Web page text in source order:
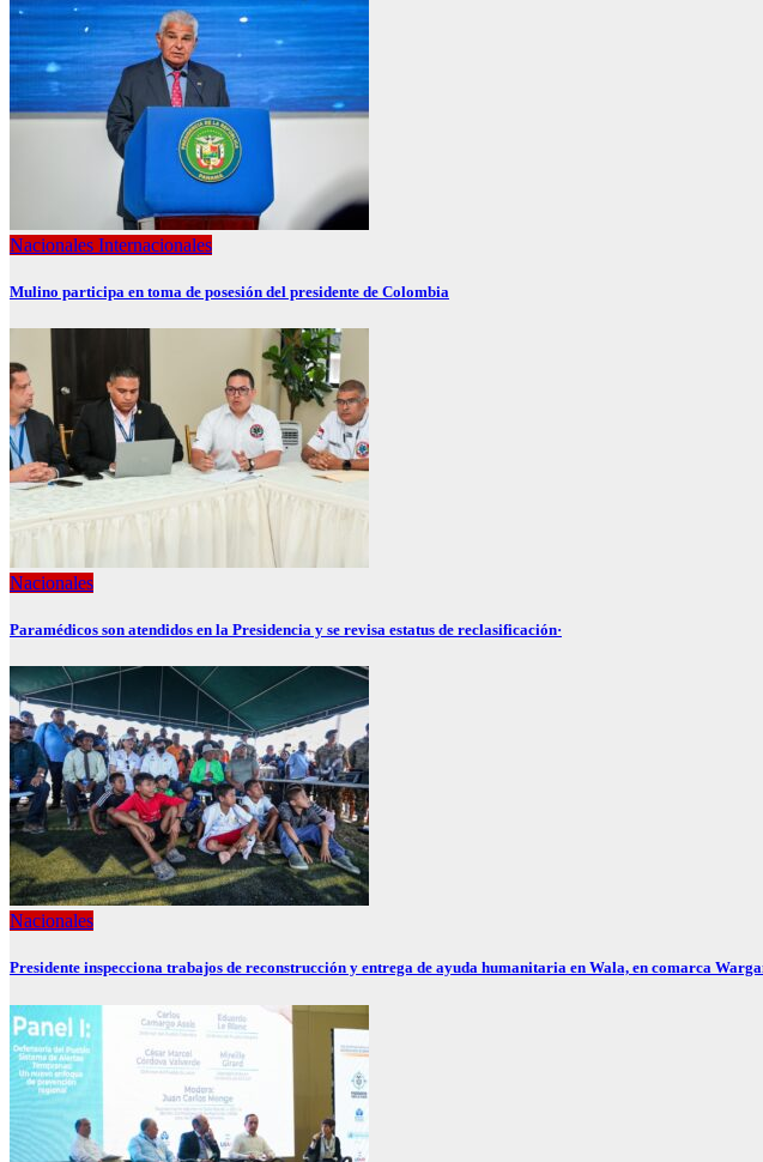
Nacionales Internacionales
Mulino participa en toma de posesión del presidente de Colombia
Nacionales
Paramédicos son atendidos en la Presidencia y se revisa estatus de reclasificación·
Nacionales
Presidente inspecciona trabajos de reconstrucción y entrega de ayuda humanitaria en Wala, en comarca